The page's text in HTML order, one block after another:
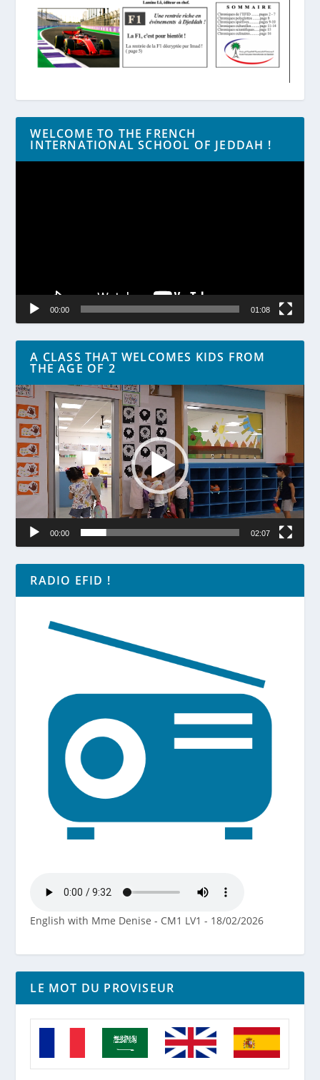
WELCOME TO THE FRENCH
INTERNATIONAL SCHOOL OF JEDDAH !
Lecteur
00:00 01:08
A CLASS THAT WELCOMES KIDS FROM
THE AGE OF 2
Lecteur
vidéo
00:00 02:07
RADIO EFID !
English with Mme Denise - CM1 LV1 - 18/02/2026
LE MOT DU PROVISEUR